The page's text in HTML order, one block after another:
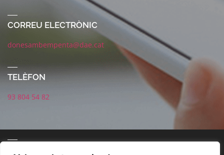
CORREU ELECTRÒNIC
donesambempenta@dae.cat
TELÈFON
93 804 54 82